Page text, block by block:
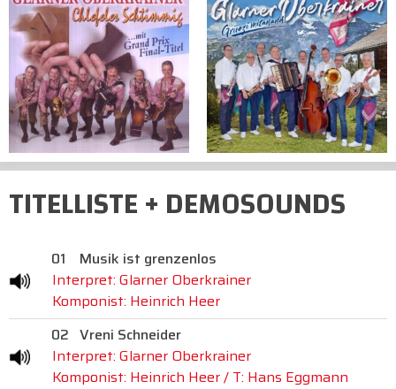
TITELLISTE + DEMOSOUNDS
01
Musik ist grenzenlos
Interpret: Glarner Oberkrainer
Komponist: Heinrich Heer
02 Vreni Schneider
Interpret: Glarner Oberkrainer
Komponist: Heinrich Heer / T: Hans Eggmann